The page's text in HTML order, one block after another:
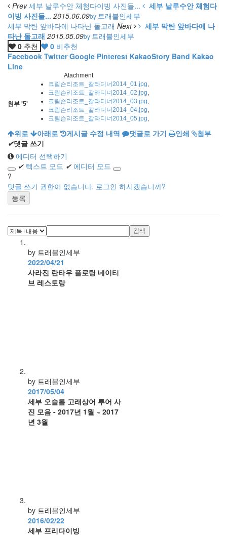
Prev세부 날루수안 체험다이빙 사진들...
세부 날루수안 체험다
이빙 사진들... 2015.06.09by 트래블인세부
세부 막탄 앞바다에 나타난 돌고래 Next
세부 막탄 앞바다에 나
타난 돌고래 2015.05.09by 트래블인세부
0 추천 0 비추천
Facebook Twitter Google Pinterest KakaoStory Band Kakao
Line
Atachment
첨부 '5'
크림슨리조트_갈라디너2014_01.jpg,
크림슨리조트_갈라디너2014_02.jpg,
크림슨리조트_갈라디너2014_03.jpg,
크림슨리조트_갈라디너2014_04.jpg,
크림슨리조트_갈라디너2014_05.jpg,
위로 아래로 게시글 수정 내역 댓글로 가기 인쇄
첨부
✔댓글 쓰기
에디터 선택하기
✔ 텍스트 모드 ✔ 에디터 모드
?
댓글 쓰기 권한이 없습니다. 로그인 하시겠습니까?
검색
by 트래블인세부
2022/04/21
사라진 란타우 플로팅 네이티
브 레스토랑
by 트래블인세부
2017/05/04
세부 오슬롭 고래상어 투어 사
진 모음 - 2017년 1월 ~ 2017
년 3월
by 트래블인세부
2016/02/22
세부 프리다이빙